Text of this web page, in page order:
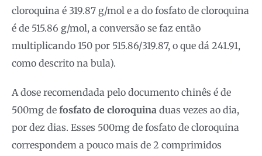
cloroquina é 319.87 g/mol e a do fosfato de cloroquina
é de 515.86 g/mol, a conversão se faz então
multiplicando 150 por 515.86/319.87, o que dá 241.91,
como descrito na bula).
A dose recomendada pelo documento chinês é de
500mg de fosfato de cloroquina duas vezes ao dia,
por dez dias. Esses 500mg de fosfato de cloroquina
correspondem a pouco mais de 2 comprimidos